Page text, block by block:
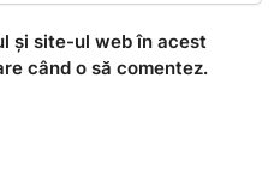
și site-ul web în acest
când o să comentez.